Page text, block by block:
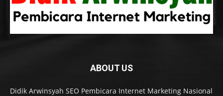
ABOUT US
Didik Arwinsyah SEO Pembicara Internet Marketing Nasional